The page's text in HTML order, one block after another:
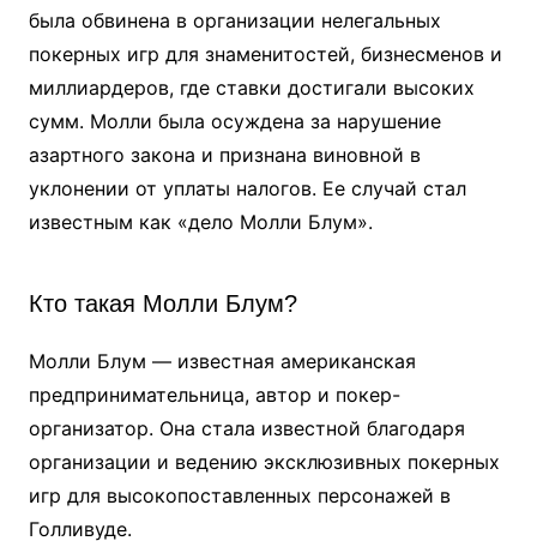
была обвинена в организации нелегальных
покерных игр для знаменитостей, бизнесменов и
миллиардеров, где ставки достигали высоких
сумм. Молли была осуждена за нарушение
азартного закона и признана виновной в
уклонении от уплаты налогов. Ее случай стал
известным как «дело Молли Блум».
Кто такая Молли Блум?
Молли Блум — известная американская
предпринимательница, автор и покер-
организатор. Она стала известной благодаря
организации и ведению эксклюзивных покерных
игр для высокопоставленных персонажей в
Голливуде.